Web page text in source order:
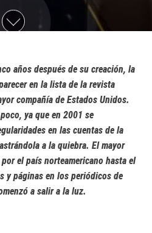
años después de su creación, la
en la lista de la revista
compañía de Estados Unidos.
ya que en 2001 se
en las cuentas de la
a la quiebra. El mayor
el país norteamericano hasta el
y páginas en los periódicos de
a salir a la luz.